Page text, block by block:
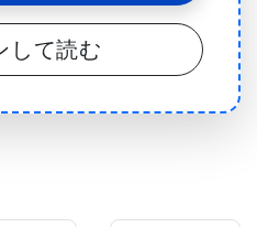
研究所のDr. Ian Wilson博
して読む